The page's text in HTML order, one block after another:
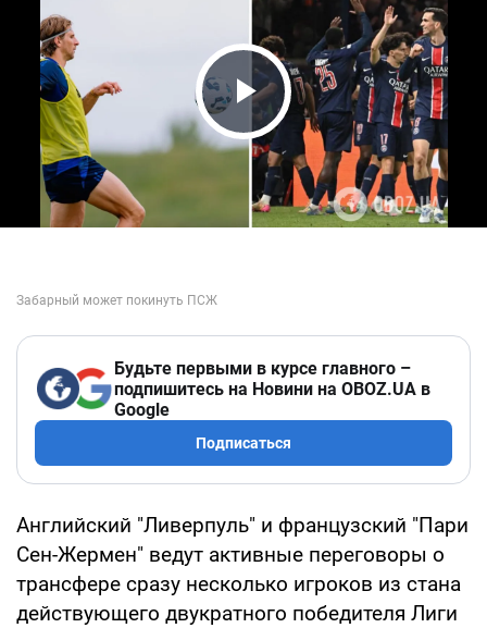
Play Video
Будьте первыми в курсе главного –
подпишитесь на Новини на OBOZ.UA в
Google
Подписаться
Английский "Ливерпуль" и французский "Пари
Сен-Жермен" ведут активные переговоры о
трансфере сразу несколько игроков из стана
действующего двукратного победителя Лиги